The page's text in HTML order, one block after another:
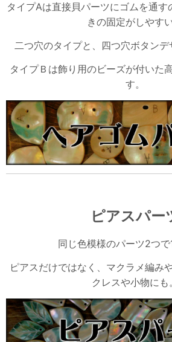
タイプAは直接貝パーツにゴムを通す
きの固定がしやすい
二つ穴のタイプと、四つ穴ボタンデ
タイプＢは飾り用のビーズが付いた
す。
ピアスパー
同じ色模様のパーツ2つで
ピアスだけではなく、マクラメ編み
クレスや小物にも。